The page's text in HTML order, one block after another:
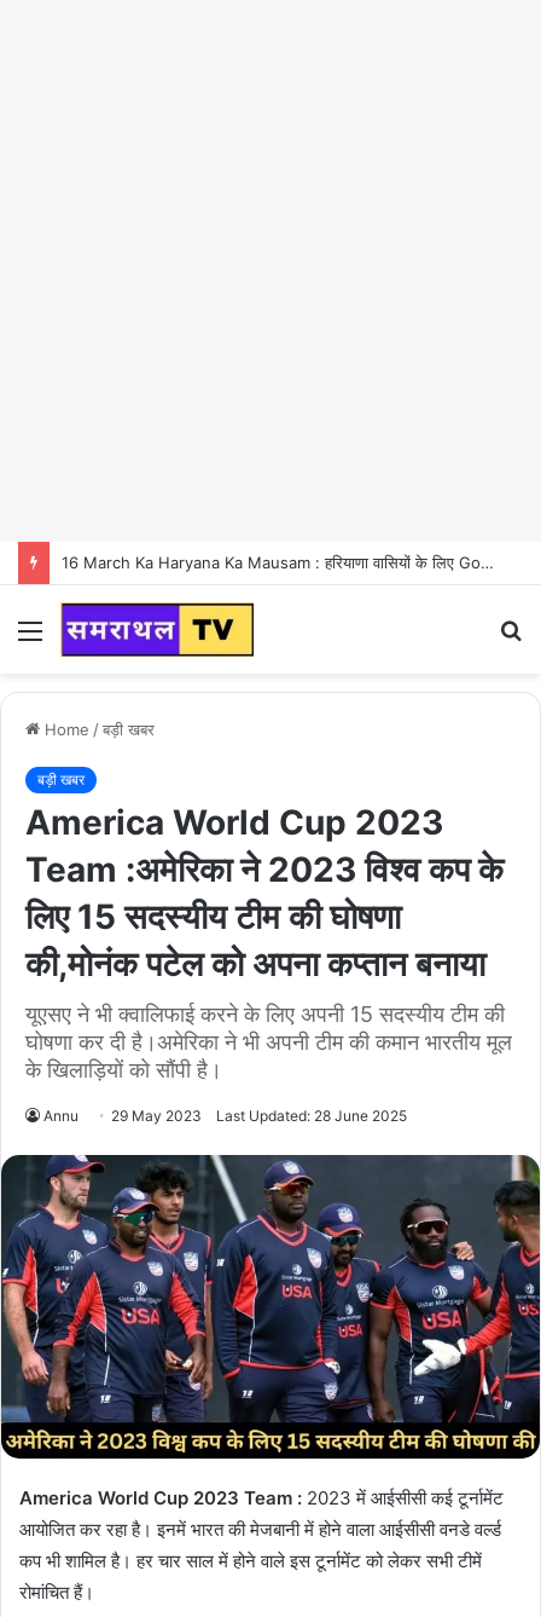
Aaj Haryana Ka Mausam 11 March : आज हरियाणा के अधिकतर इलाकों में 20 से 40 किमी प्रति घंटे की रफ्तार से धूल भरी आंधी चलने की संभावना, आने वाले दिनों में हरियाणा में झमाझम बरसात होने की संभावना
Menu
Home /बड़ी खबर
बड़ी खबर
America World Cup 2023
Team :अमेरिका ने 2023 विश्व कप के
लिए 15 सदस्यीय टीम की घोषणा
की,मोनंक पटेल को अपना कप्तान बनाया
यूएसए ने भी क्वालिफाई करने के लिए अपनी 15 सदस्यीय टीम की
घोषणा कर दी है।अमेरिका ने भी अपनी टीम की कमान भारतीय मूल
के खिलाड़ियों को सौंपी है।
Annu 29 May 2023 Last Updated: 28 June 2025
America World Cup 2023 Team : 2023 में आईसीसी कई टूर्नामेंट
आयोजित कर रहा है। इनमें भारत की मेजबानी में होने वाला आईसीसी वनडे वर्ल्ड
कप भी शामिल है। हर चार साल में होने वाले इस टूर्नामेंट को लेकर सभी टीमें
रोमांचित हैं।